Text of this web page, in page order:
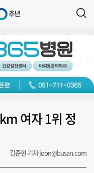
여자 1위 정
김준현 기자 joon@busan.com